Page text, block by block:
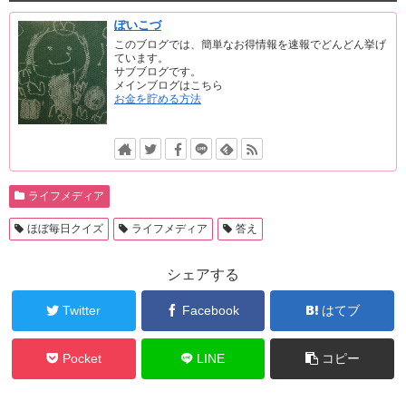
ぽいこづ
このブログでは、簡単なお得情報を速報でどんどん挙げ
ています。
サブブログです。
メインブログはこちら
お金を貯める方法
ライフメディア
ほぼ毎日クイズ ライフメディア 答え
シェアする
Twitter Facebook はてブ
Pocket LINE コピー